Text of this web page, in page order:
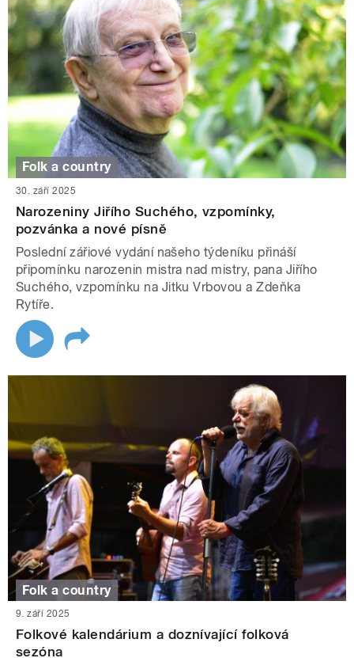
Folk a country
30. září 2025
Narozeniny Jiřího Suchého, vzpomínky,
pozvánka a nové písně
Poslední zářiové vydání našeho týdeníku přináší
připomínku narozenin mistra nad mistry, pana Jiřího
Suchého, vzpomínku na Jitku Vrbovou a Zdeňka
Rytíře.
Folk a country
9. září 2025
Folkové kalendárium a doznívající folková
sezóna